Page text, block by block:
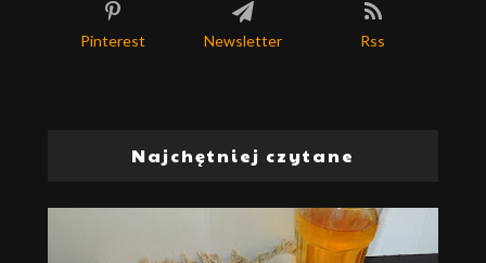
Pinterest Newsletter Rss
Najchętniej czytane